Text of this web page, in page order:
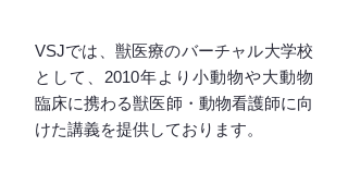
VSJでは、獣医療のバーチャル大学校
として、2010年より小動物や大動物
臨床に携わる獣医師・動物看護師に向
けた講義を提供しております。